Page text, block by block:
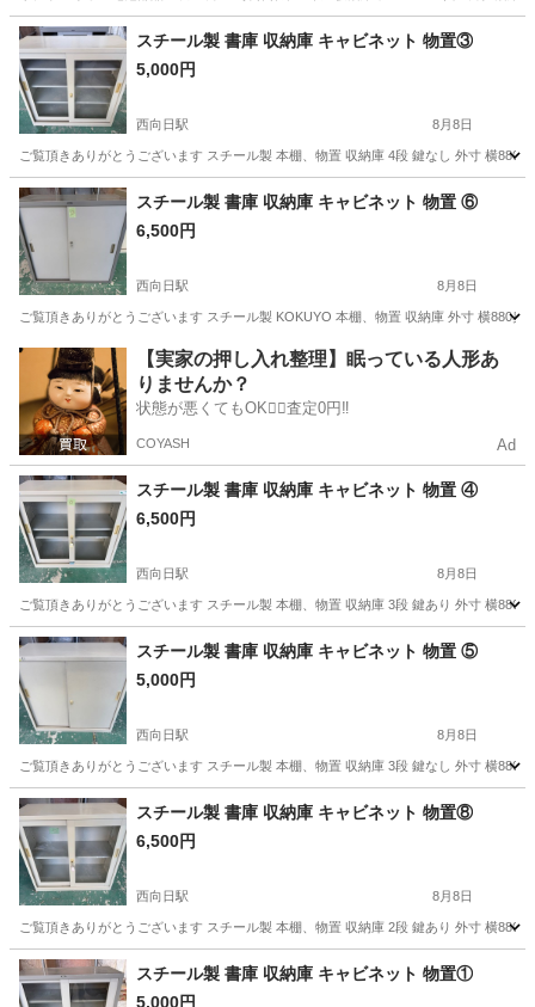
兵庫 南あわじ市 その他
スチール製 書庫 収納庫 キャビネット 物置③
5,000円
西向日駅 8月8日
ご覧頂きありがとうございます スチール製 本棚、物置 収納庫 4段 鍵なし 外寸 横880
京都 長岡京市 西向日駅 収納家具
スチール製 書庫 収納庫 キャビネット 物置 ⑥
6,500円
西向日駅 8月8日
ご覧頂きありがとうございます スチール製 KOKUYO 本棚、物置 収納庫 外寸 横880
京都 長岡京市 西向日駅 収納家具 書庫
【実家の押し入れ整理】眠っている人形あ
りませんか？
状態が悪くてもOK🙆‍♀️査定0円‼️
COYASH Ad
スチール製 書庫 収納庫 キャビネット 物置 ④
6,500円
西向日駅 8月8日
ご覧頂きありがとうございます スチール製 本棚、物置 収納庫 3段 鍵あり 外寸 横880
京都 長岡京市 西向日駅 収納家具
スチール製 書庫 収納庫 キャビネット 物置 ⑤
5,000円
西向日駅 8月8日
ご覧頂きありがとうございます スチール製 本棚、物置 収納庫 3段 鍵なし 外寸 横880
京都 長岡京市 西向日駅 収納家具
スチール製 書庫 収納庫 キャビネット 物置⑧
6,500円
西向日駅 8月8日
ご覧頂きありがとうございます スチール製 本棚、物置 収納庫 2段 鍵あり 外寸 横880
京都 長岡京市 西向日駅 収納家具
スチール製 書庫 収納庫 キャビネット 物置①
5,000円